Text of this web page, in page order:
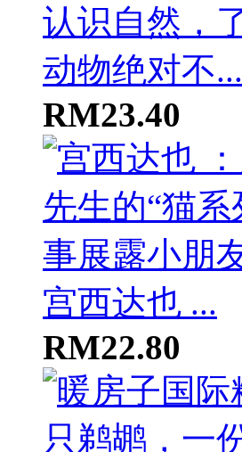
动物绝对不...
RM23.40
宫西达也 ...
RM22.80